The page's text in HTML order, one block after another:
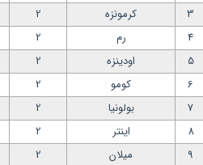
3
کرمونزه 2
4
رم 2
5
اودینزه 2
6
کومو 2
7
بولونیا 2
8
اینتر 2
9
میلان 2